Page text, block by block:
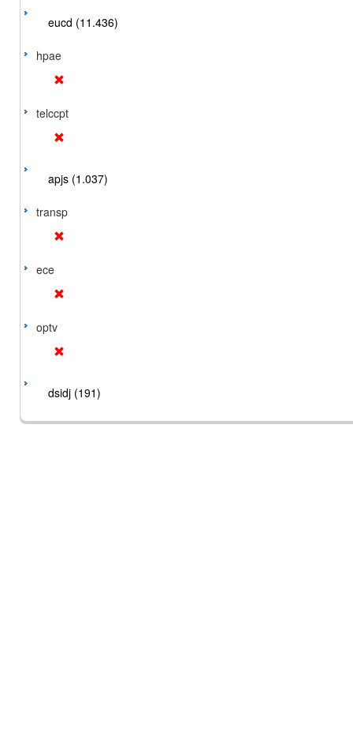
eucd (11.436)
hpae
telccpt
apjs (1.037)
transp
ece
optv
dsidj (191)